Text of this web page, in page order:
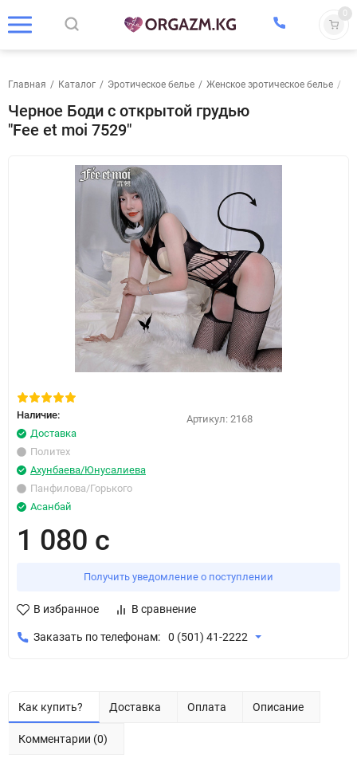
0
Главная / Каталог / Эротическое белье / Женское эротическое белье /
Черное Боди с открытой грудью
"Fee et moi 7529"
Наличие:
Доставка
Политех
Ахунбаева/Юнусалиева
Панфилова/Горького
Асанбай
Артикул: 2168
1 080 с
Получить уведомление о поступлении
В избранное В сравнение
Заказать по телефонам: 0 (501) 41-2222
Как купить? Доставка Оплата Описание
Комментарии (0)